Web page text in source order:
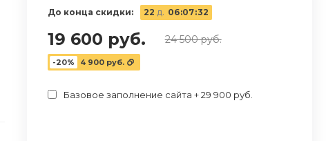
До конца скидки: 22 д. 06:07:31
19 600 руб. 24 500 руб.
-20% 4 900 руб.
Базовое заполнение сайта + 29 900 руб.